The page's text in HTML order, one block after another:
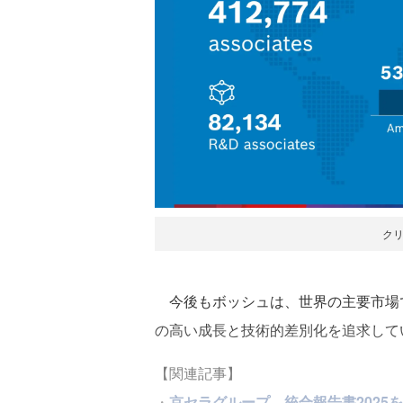
ク
今後もボッシュは、世界の主要市
の高い成長と技術的差別化を追求し
【関連記事】